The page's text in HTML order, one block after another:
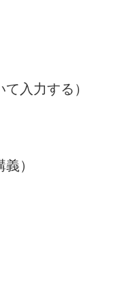
入力する）
）